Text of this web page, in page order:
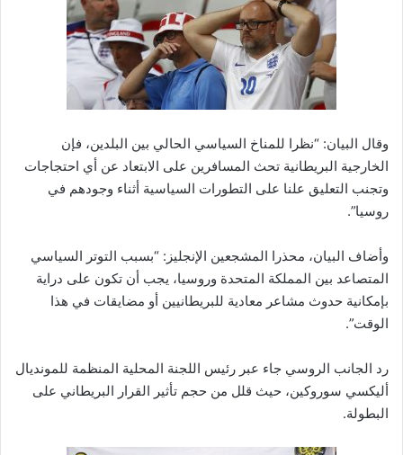
وقال البيان: “نظرا للمناخ السياسي الحالي بين البلدين، فإن
الخارجية البريطانية تحث المسافرين على الابتعاد عن أي احتجاجات
وتجنب التعليق علنا على التطورات السياسية أثناء وجودهم في
روسيا”.
وأضاف البيان، محذرا المشجعين الإنجليز: “بسبب التوتر السياسي
المتصاعد بين المملكة المتحدة وروسيا، يجب أن تكون على دراية
بإمكانية حدوث مشاعر معادية للبريطانيين أو مضايقات في هذا
الوقت”.
رد الجانب الروسي جاء عبر رئيس اللجنة المحلية المنظمة للمونديال
أليكسي سوروكين، حيث قلل من حجم تأثير القرار البريطاني على
البطولة.